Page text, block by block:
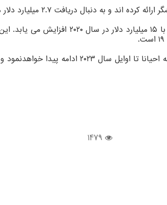
نیمه رسانای هند تا سال ۲۰۲۶ به ۶۳
1479